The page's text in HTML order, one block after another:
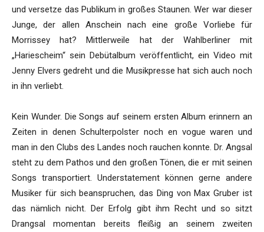
und versetze das Publikum in großes Staunen. Wer war dieser
Junge, der allen Anschein nach eine große Vorliebe für
Morrissey hat? Mittlerweile hat der Wahlberliner mit
„Hariescheim“ sein Debütalbum veröffentlicht, ein Video mit
Jenny Elvers gedreht und die Musikpresse hat sich auch noch
in ihn verliebt.
Kein Wunder. Die Songs auf seinem ersten Album erinnern an
Zeiten in denen Schulterpolster noch en vogue waren und
man in den Clubs des Landes noch rauchen konnte. Dr. Angsal
steht zu dem Pathos und den großen Tönen, die er mit seinen
Songs transportiert. Understatement können gerne andere
Musiker für sich beanspruchen, das Ding von Max Gruber ist
das nämlich nicht. Der Erfolg gibt ihm Recht und so sitzt
Drangsal momentan bereits fleißig an seinem zweiten